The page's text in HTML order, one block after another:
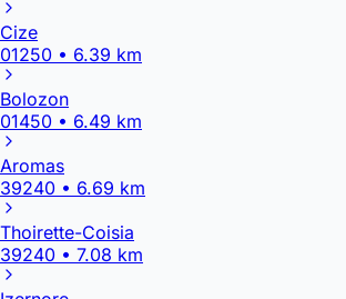
Cize
01250 • 6.39 km
Bolozon
01450 • 6.49 km
Aromas
39240 • 6.69 km
Thoirette-Coisia
39240 • 7.08 km